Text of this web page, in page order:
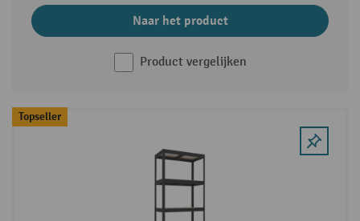
Naar het product
Product vergelijken
Topseller